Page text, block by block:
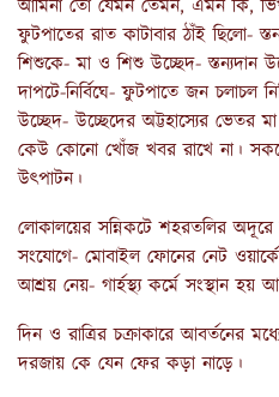
আমিনা তো যেমন তেমন, এমন কি,
ফুটপাতের রাত কাটাবার ঠাঁই ছিলো-
শিশুকে- মা ও শিশু উচ্ছেদ- স্তন্যদান
দাপটে-নির্বিঘে- ফুটপাতে জন চলাচল
উচ্ছেদ- উচ্ছেদের অট্টহাস্যের ভেতর
কেউ কোনো খোঁজ খবর রাখে না।
উৎপাটন।
লোকালয়ের সন্নিকটে শহরতলির
সংযোগে- মোবাইল ফোনের নেট
আশ্রয় নেয়- গার্হস্থ্য কর্মে সংস্থান হয়
দিন ও রাত্রির চক্রাকারে আবর্তনের
দরজায় কে যেন ফের কড়া নাড়ে।